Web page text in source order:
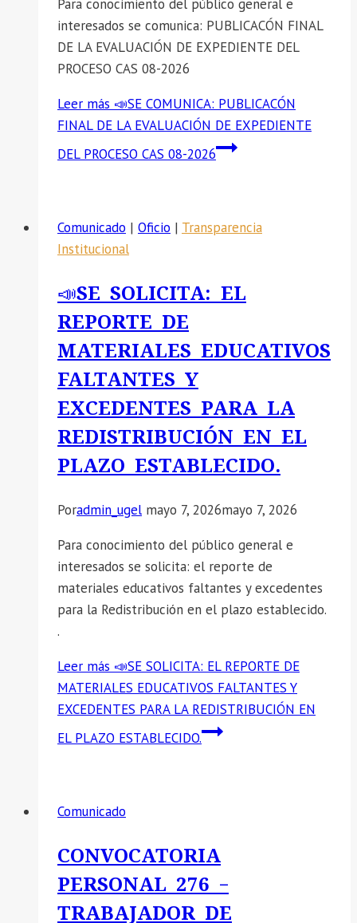
Para conocimiento del público general e
interesados se comunica: PUBLICACÓN FINAL
DE LA EVALUACIÓN DE EXPEDIENTE DEL
PROCESO CAS 08-2026
Leer más 📣SE COMUNICA: PUBLICACÓN
FINAL DE LA EVALUACIÓN DE EXPEDIENTE
DEL PROCESO CAS 08-2026
Comunicado | Oficio | Transparencia
Institucional
📣SE SOLICITA: EL
REPORTE DE
MATERIALES EDUCATIVOS
FALTANTES Y
EXCEDENTES PARA LA
REDISTRIBUCIÓN EN EL
PLAZO ESTABLECIDO.
Poradmin_ugel mayo 7, 2026mayo 7, 2026
Para conocimiento del público general e
interesados se solicita: el reporte de
materiales educativos faltantes y excedentes
para la Redistribución en el plazo establecido.
.
Leer más 📣SE SOLICITA: EL REPORTE DE
MATERIALES EDUCATIVOS FALTANTES Y
EXCEDENTES PARA LA REDISTRIBUCIÓN EN
EL PLAZO ESTABLECIDO.
Comunicado
CONVOCATORIA
PERSONAL 276 –
TRABAJADOR DE